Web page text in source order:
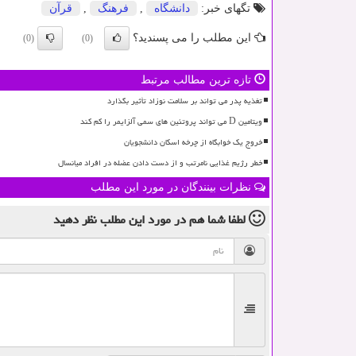
تگهای خبر: دانشگاه فرهنگ قرآن
این مطلب را می پسندید؟ (0)
(0)
تازه ترین مطالب مرتبط
تغذیه پدر می تواند بر سلامت نوزاد تأثیر بگذارد
ویتامین D می تواند پروتئین های سمی آلزایمر را کم کند
خروج یک خوابگاه از چرخه اسکان دانشجویان
خطر رژیم غذایی نامرتب و از دست دادن عضله در افراد میانسال
نظرات بینندگان در مورد این مطلب
لطفا شما همدر مورد این مطلبنظر دهید